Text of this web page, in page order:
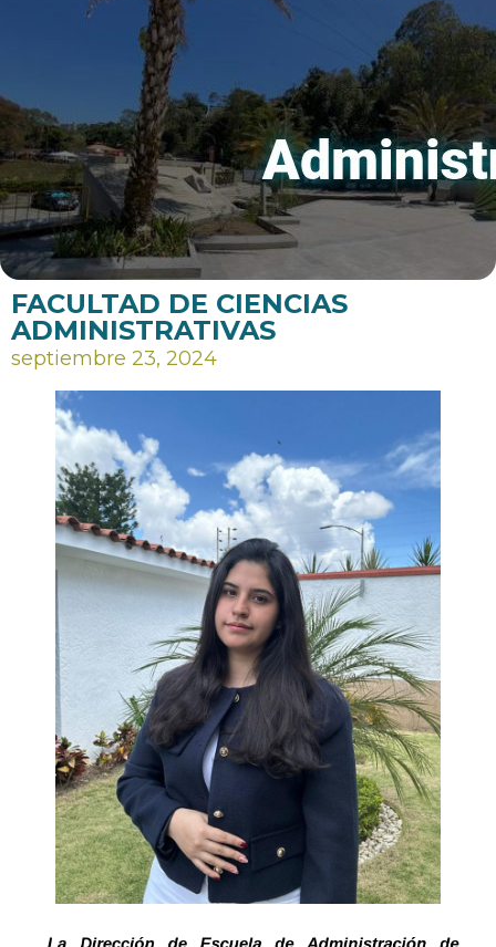
FACULTAD DE CIENCIAS
ADMINISTRATIVAS
septiembre 23, 2024